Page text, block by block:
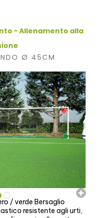
- Allenamento alla
Ø 45CM
/ verde Bersaglio
resistente agli urti,